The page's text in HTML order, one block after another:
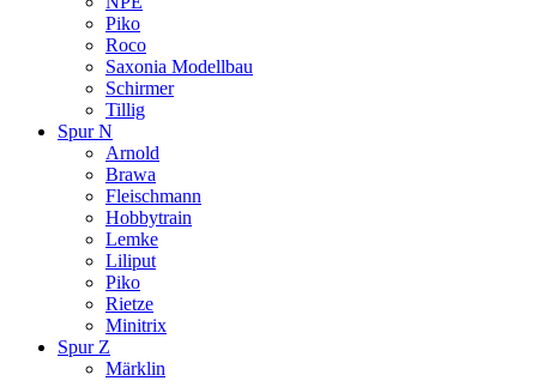
Piko
Roco
Saxonia Modellbau
Schirmer
Tillig
Spur N
Arnold
Brawa
Fleischmann
Hobbytrain
Lemke
Liliput
Piko
Rietze
Minitrix
Spur Z
Märklin